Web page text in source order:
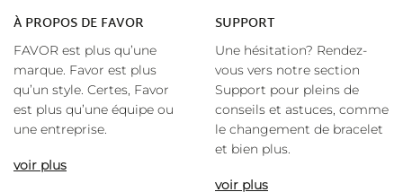
À PROPOS DE FAVOR
FAVOR est plus qu’une
marque. Favor est plus
qu’un style. Certes, Favor
est plus qu’une équipe ou
une entreprise.
voir plus
SUPPORT
Une hésitation? Rendez-
vous vers notre section
Support pour pleins de
conseils et astuces, comme
le changement de bracelet
et bien plus.
voir plus